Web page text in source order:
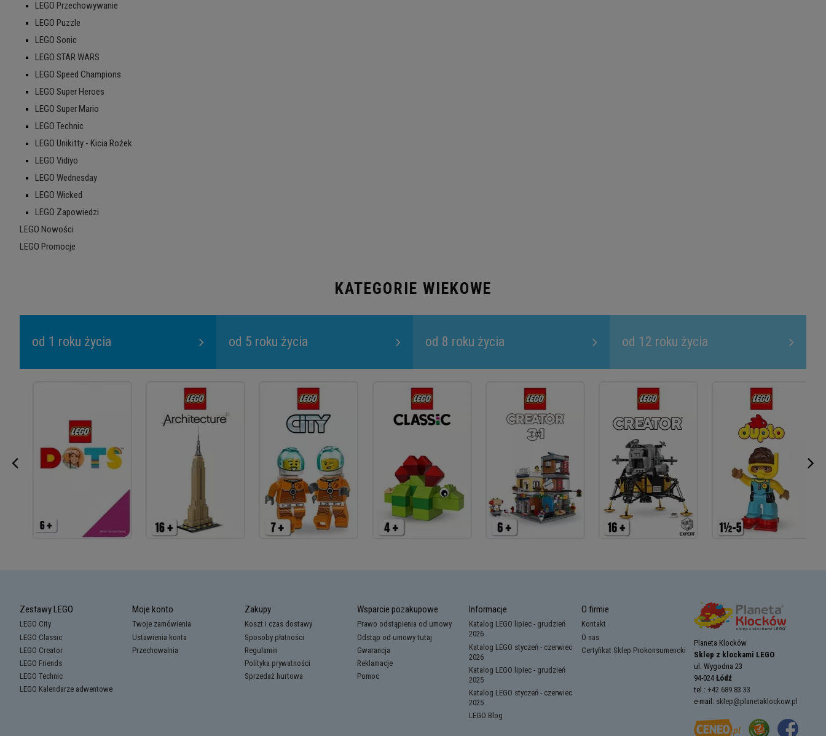
LEGO Przechowywanie
LEGO Puzzle
LEGO Sonic
LEGO STAR WARS
LEGO Speed Champions
LEGO Super Heroes
LEGO Super Mario
LEGO Technic
LEGO Unikitty - Kicia Rożek
LEGO Vidiyo
LEGO Wednesday
LEGO Wicked
LEGO Zapowiedzi
LEGO Nowości
LEGO Promocje
KATEGORIE WIEKOWE
od 1 roku życia od 5 roku życia od 8 roku życia od 12 roku życia
Zestawy LEGO
LEGO City
LEGO Classic
LEGO Creator
LEGO Friends
LEGO Technic
LEGO Kalendarze adwentowe
Moje konto
Twoje zamówienia
Ustawienia konta
Przechowalnia
Zakupy
Koszt i czas dostawy
Sposoby płatności
Regulamin
Polityka prywatności
Sprzedaż hurtowa
Wsparcie pozakupowe
Prawo odstąpienia od umowy
Odstąp od umowy tutaj
Gwarancja
Reklamacje
Pomoc
Informacje
Katalog LEGO lipiec - grudzień
2026
Katalog LEGO styczeń - czerwiec
2026
Katalog LEGO lipiec - grudzień
2025
Katalog LEGO styczeń - czerwiec
2025
LEGO Blog
O firmie
Kontakt
O nas
Certyfikat Sklep Prokonsumencki
Planeta Klocków
Sklep z klockami LEGO
ul. Wygodna 23
94-024Łódź
tel.: +42 689 83 33
e-mail: sklep@planetaklockow.pl